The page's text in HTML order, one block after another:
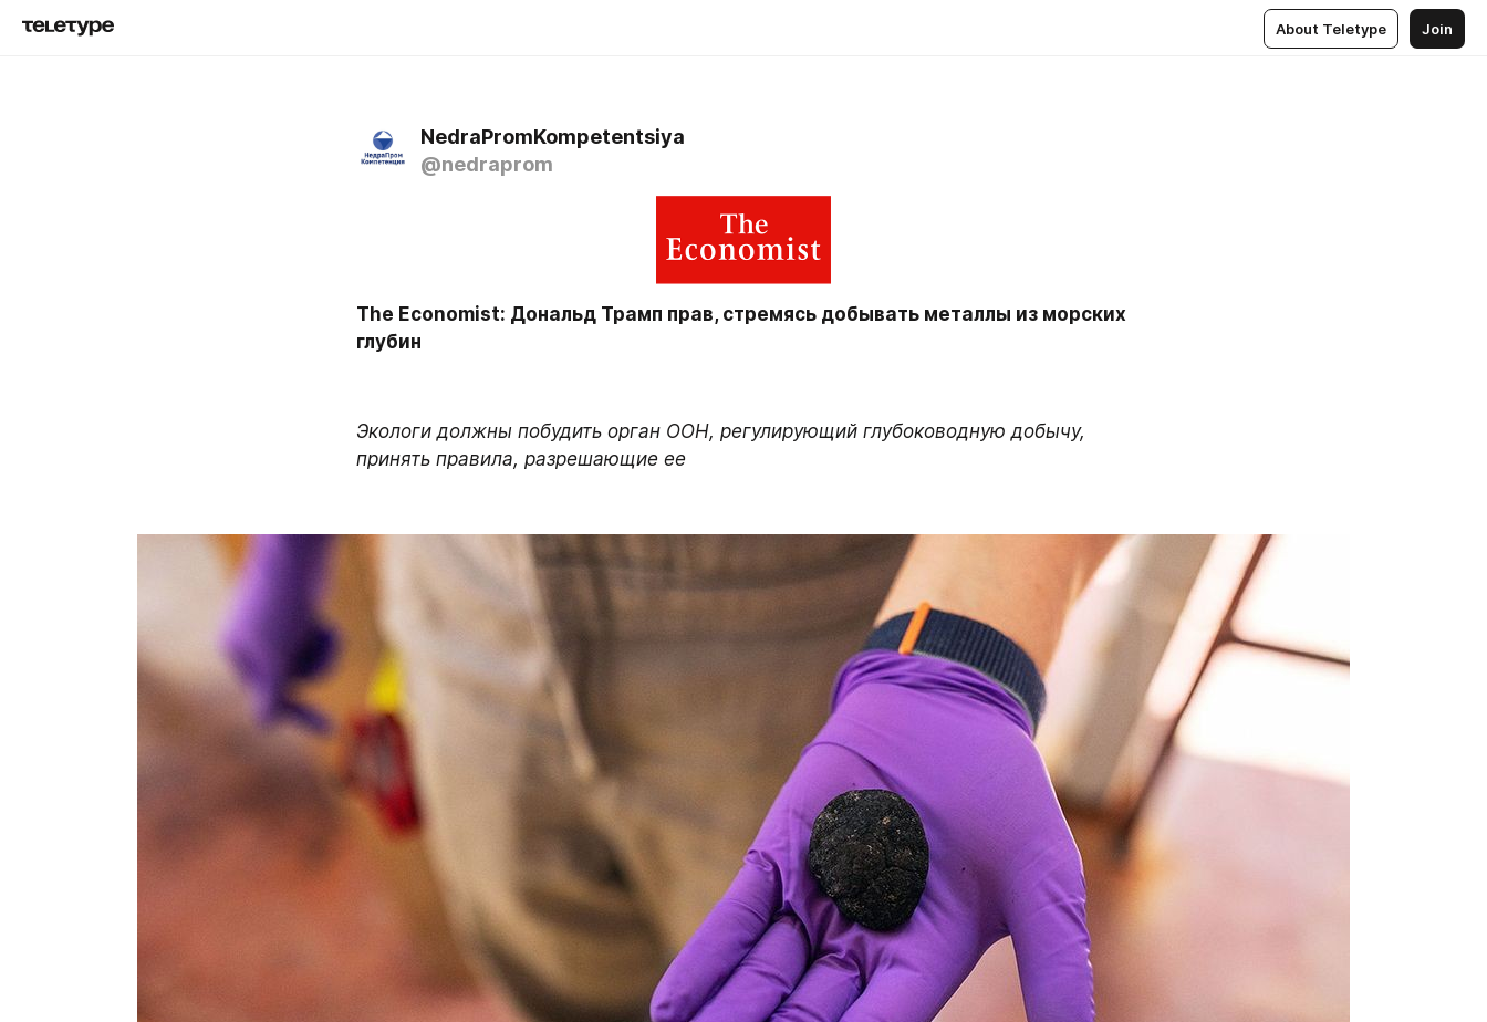
About Teletype Join
NedraPromKompetentsiya
@nedraprom
The Economist: Дональд Трамп прав, стремясь добывать металлы из морских
глубин
Экологи должны побудить орган ООН, регулирующий глубоководную добычу,
принять правила, разрешающие ее